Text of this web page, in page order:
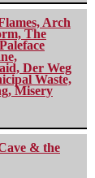
Arch
The
Der Weg
Waste,
Misery
& the